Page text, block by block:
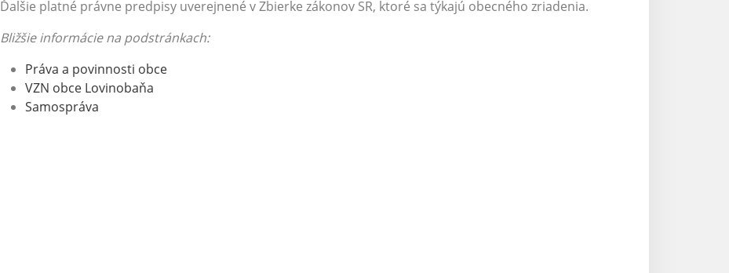
Ďalšie platné právne predpisy uverejnené v Zbierke zákonov SR, ktoré sa týkajú obecného zriadenia.
Bližšie informácie na podstránkach:
Práva a povinnosti obce
VZN obce Lovinobaňa
Samospráva